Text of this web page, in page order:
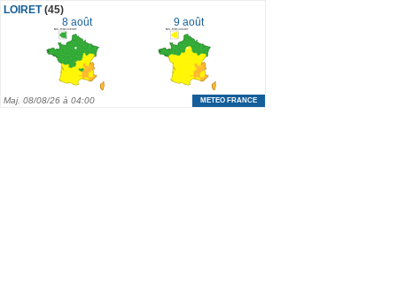
LOIRET(45)
8 août
9 août
Maj. 08/08/26 à 04:00